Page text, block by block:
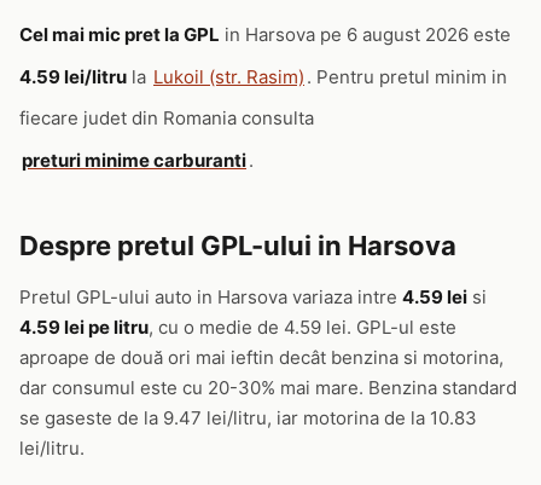
Cel mai mic pret la GPL in Harsova pe 6 august 2026 este
4.59 lei/litru la Lukoil (str. Rasim) . Pentru pretul minim in
fiecare judet din Romania consulta
preturi minime carburanti.
Despre pretul GPL-ului in Harsova
Pretul GPL-ului auto in Harsova variaza intre 4.59 lei si
4.59 lei pe litru, cu o medie de 4.59 lei. GPL-ul este
aproape de două ori mai ieftin decât benzina si motorina,
dar consumul este cu 20-30% mai mare. Benzina standard
se gaseste de la 9.47 lei/litru, iar motorina de la 10.83
lei/litru.